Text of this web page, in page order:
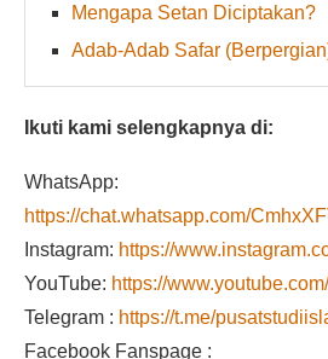
Mengapa Setan Diciptakan?
Adab-Adab Safar
Ikuti kami selengkapnya di:
WhatsApp:
https://chat.whatsapp.com/
Instagram: https://
YouTube: https://
Telegram : https://t.me/
Facebook Fanspage :